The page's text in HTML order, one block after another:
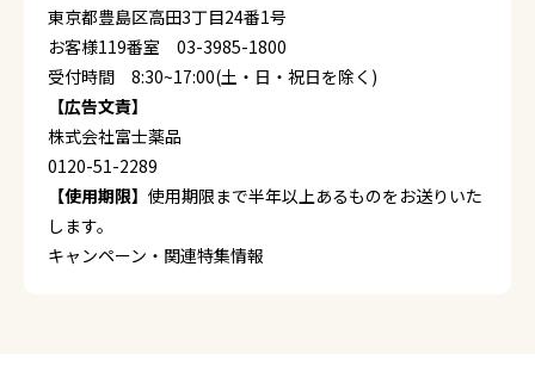
東京都豊島区高田3丁目24番1号
お客様119番室 03-3985-1800
受付時間 8:30~17:00(土・日・祝日を除く)
【広告文責】
株式会社富士薬品
0120-51-2289
【使用期限】 使用期限まで半年以上あるものをお送りいた
します。
キャンペーン・関連特集情報